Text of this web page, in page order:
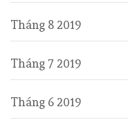
Tháng 8 2019
Tháng 7 2019
Tháng 6 2019